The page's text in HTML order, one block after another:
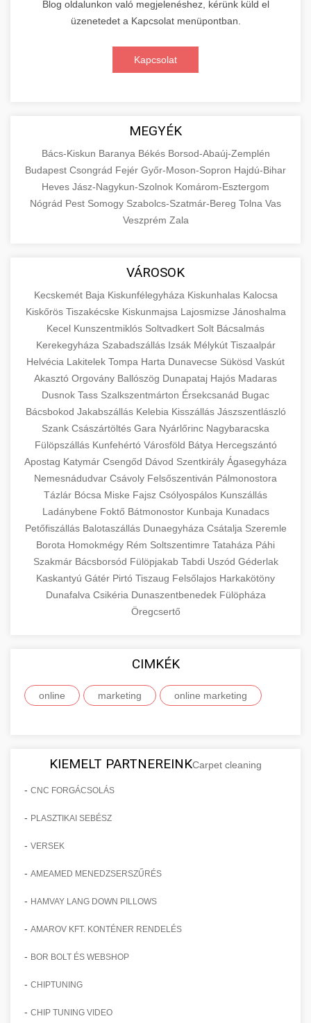
Blog oldalunkon való megjelenéshez, kérünk küld el
üzenetedet a Kapcsolat menüpontban.
Kapcsolat
MEGYÉK
Bács-Kiskun Baranya Békés Borsod-Abaúj-Zemplén
Budapest Csongrád Fejér Győr-Moson-Sopron Hajdú-Bihar
Heves Jász-Nagykun-Szolnok Komárom-Esztergom
Nógrád Pest Somogy Szabolcs-Szatmár-Bereg Tolna Vas
Veszprém Zala
VÁROSOK
Kecskemét Baja Kiskunfélegyháza Kiskunhalas Kalocsa
Kiskőrös Tiszakécske Kiskunmajsa Lajosmizse Jánoshalma
Kecel Kunszentmiklós Soltvadkert Solt Bácsalmás
Kerekegyháza Szabadszállás Izsák Mélykút Tiszaalpár
Helvécia Lakitelek Tompa Harta Dunavecse Sükösd Vaskút
Akasztó Orgovány Ballószög Dunapataj Hajós Madaras
Dusnok Tass Szalkszentmárton Érsekcsanád Bugac
Bácsbokod Jakabszállás Kelebia Kisszállás Jászszentlászló
Szank Császártöltés Gara Nyárlőrinc Nagybaracska
Fülöpszállás Kunfehértó Városföld Bátya Hercegszántó
Apostag Katymár Csengőd Dávod Szentkirály Ágasegyháza
Nemesnádudvar Csávoly Felsőszentiván Pálmonostora
Tázlár Bócsa Miske Fajsz Csólyospálos Kunszállás
Ladánybene Foktő Bátmonostor Kunbaja Kunadacs
Petőfiszállás Balotaszállás Dunaegyháza Csátalja Szeremle
Borota Homokmégy Rém Soltszentimre Tataháza Páhi
Szakmár Bácsborsód Fülöpjakab Tabdi Uszód Géderlak
Kaskantyú Gátér Pirtó Tiszaug Felsőlajos Harkakötöny
Dunafalva Csikéria Dunaszentbenedek Fülöpháza
Öregcsertő
CIMKÉK
online marketing online marketing
KIEMELT PARTNEREINKCarpet cleaning
- CNC FORGÁCSOLÁS
- PLASZTIKAI SEBÉSZ
- VERSEK
- AMEAMED MENEDZSERSZŰRÉS
- HAMVAY LANG DOWN PILLOWS
- AMAROV KFT. KONTÉNER RENDELÉS
- BOR BOLT ÉS WEBSHOP
- CHIPTUNING
- CHIP TUNING VIDEO